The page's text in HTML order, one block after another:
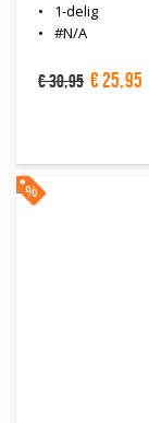
1-delig
#N/A
€30,95 €25,95
%